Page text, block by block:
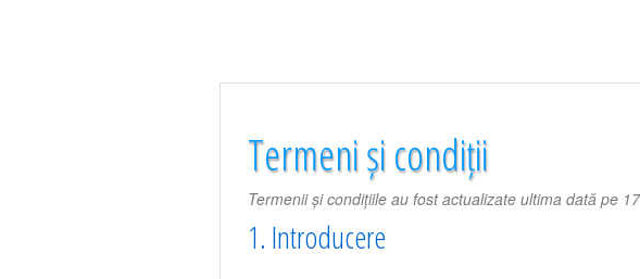
Termeni și condiții
Termenii și condițiile au fost actualizate ultima dată pe
1. Introducere